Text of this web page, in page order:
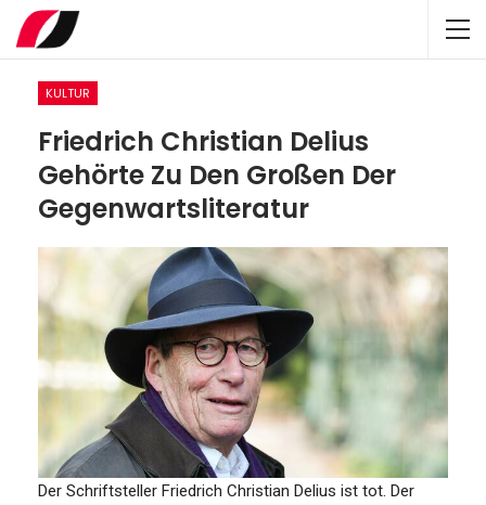
KULTUR
Friedrich Christian Delius
Gehörte Zu Den Großen Der
Gegenwartsliteratur
Der Schriftsteller Friedrich Christian Delius ist tot. Der